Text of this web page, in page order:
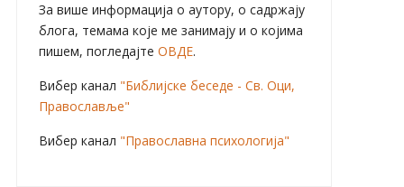
За више информација о аутору, о садржају
блога, темама које ме занимају и о којима
пишем, погледајте ОВДЕ.
Вибер канал "Библијске беседе - Св. Оци,
Православље"
Вибер канал "Православна психологија"